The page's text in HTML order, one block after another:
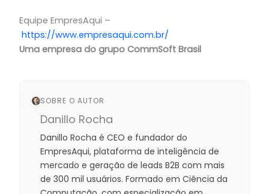
Equipe EmpresAqui –
https://www.empresaqui.com.br/
Uma empresa do grupo CommSoft Brasil
SOBRE O AUTOR
Danillo Rocha
Danillo Rocha é CEO e fundador do
EmpresAqui, plataforma de inteligência de
mercado e geração de leads B2B com mais
de 300 mil usuários. Formado em Ciência da